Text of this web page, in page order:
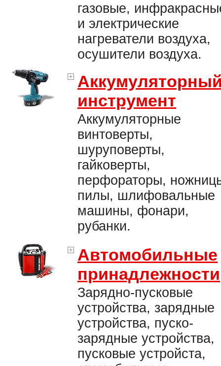
газовые,
и электрические
нагреватели воздуха,
осушители воздуха.
инструмент
Аккумуляторные
винтоверты,
шуруповерты,
гайковерты,
перфораторы,
пилы, шлифовальные
машины, фонари,
рубанки.
Автомобильные
принадлежности
Зарядно-пусковые
устройства, зарядные
устройства, пуско-
зарядные устройства,
пусковые устройста,